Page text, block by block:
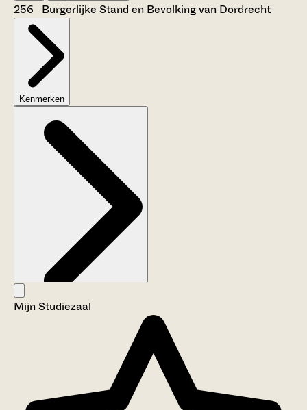
256 Burgerlijke Stand en Bevolking van Dordrecht
Kenmerken
Aanwijzingen voor de gebruiker
Mijn Studiezaal